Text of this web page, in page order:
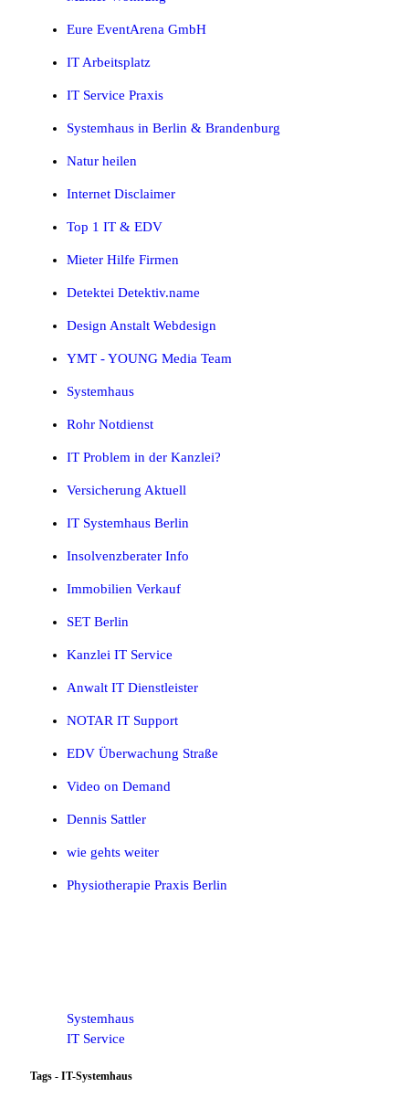
Eure EventArena GmbH
IT Arbeitsplatz
IT Service Praxis
Systemhaus in Berlin & Brandenburg
Natur heilen
Internet Disclaimer
Top 1 IT & EDV
Mieter Hilfe Firmen
Detektei Detektiv.name
Design Anstalt Webdesign
YMT - YOUNG Media Team
Systemhaus
Rohr Notdienst
IT Problem in der Kanzlei?
Versicherung Aktuell
IT Systemhaus Berlin
Insolvenzberater Info
Immobilien Verkauf
SET Berlin
Kanzlei IT Service
Anwalt IT Dienstleister
NOTAR IT Support
EDV Überwachung Straße
Video on Demand
Dennis Sattler
wie gehts weiter
Physiotherapie Praxis Berlin
Systemhaus
IT Service
Tags - IT-Systemhaus